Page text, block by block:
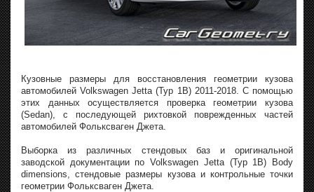
Кузовные размеры для восстановления геометрии кузова
автомобилей Volkswagen Jetta (Typ 1B) 2011-2018. С помощью
этих данных осуществляется проверка геометрии кузова
(Sedan), с последующей рихтовкой поврежденных частей
автомобилей Фольксваген Джета.
Выборка из различных стендовых баз и оригинальной
заводской документации по Volkswagen Jetta (Typ 1B) Body
dimensions, стендовые размеры кузова и контрольные точки
геометрии Фольксваген Джета.